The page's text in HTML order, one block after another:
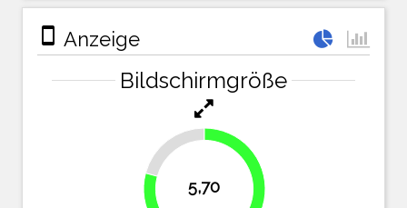
stay_primary_portrait Anzeige
Bildschirmgröße
5,70
20.8%